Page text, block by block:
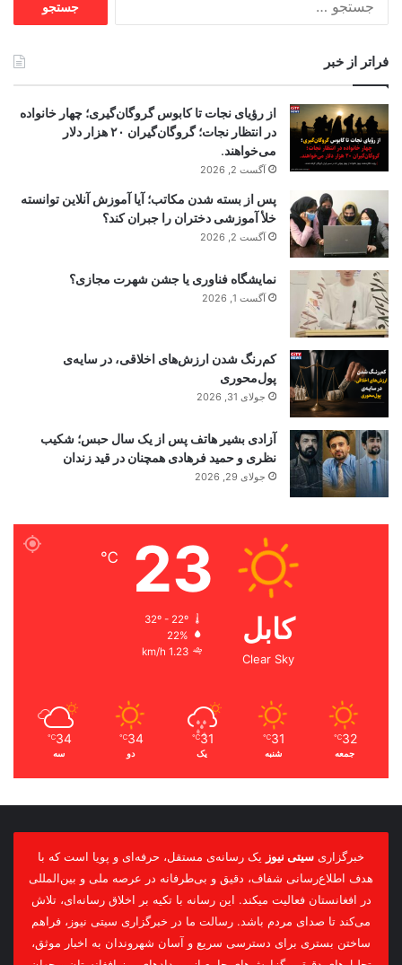
فراتر از خبر
از رؤیای نجات تا کابوس گروگان‌گیری؛ چهار خانواده
در انتظار نجات؛ گروگان‌گیران ۲۰ هزار دلار
می‌خواهند.
آگست 2, 2026
پس از بسته شدن مکاتب؛ آیا آموزش آنلاین توانسته
خلأ آموزشی دختران را جبران کند؟
آگست 2, 2026
نمایشگاه فناوری یا جشن شهرت مجازی؟
آگست 1, 2026
کم‌رنگ شدن ارزش‌های اخلاقی، در سایه‌ی
پول‌محوری
جولای 31, 2026
آزادی بشیر هاتف پس از یک سال حبس؛ شکیب
نظری و حمید فرهادی همچنان در قید زندان
جولای 29, 2026
کابل
Clear Sky
23
℃
32º - 22º
22%
1.23 km/h
32
℃
جمعه
31
℃
شنبه
31
℃
یک
34
℃
دو
34
℃
سه
خبرگزاری سیتی نیوز یک رسانه‌ی مستقل، حرفه‌ای و پویا است که با
هدف اطلاع‌رسانی شفاف، دقیق و بی‌طرفانه در عرصه ملی و بین‌المللی
در افغانستان فعالیت میکند. این رسانه با تکیه بر اخلاق رسانه‌ای، تلاش
می‌کند تا صدای مردم باشد. رسالت ما در خبرگزاری سیتی نیوز، فراهم
ساختن بستری برای دسترسی سریع و آسان شهروندان به اخبار موثق،